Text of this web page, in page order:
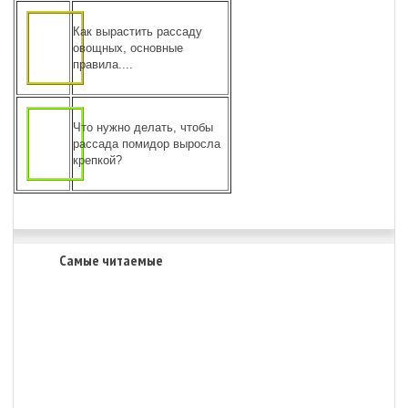
Как вырастить рассаду
овощных, основные
правила....
Что нужно делать, чтобы
рассада помидор выросла
крепкой?
Самые читаемые